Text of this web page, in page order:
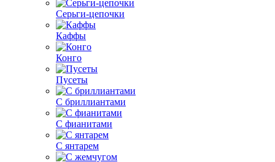
Серьги-цепочки
Каффы
Конго
Пусеты
С бриллиантами
С фианитами
С янтарем